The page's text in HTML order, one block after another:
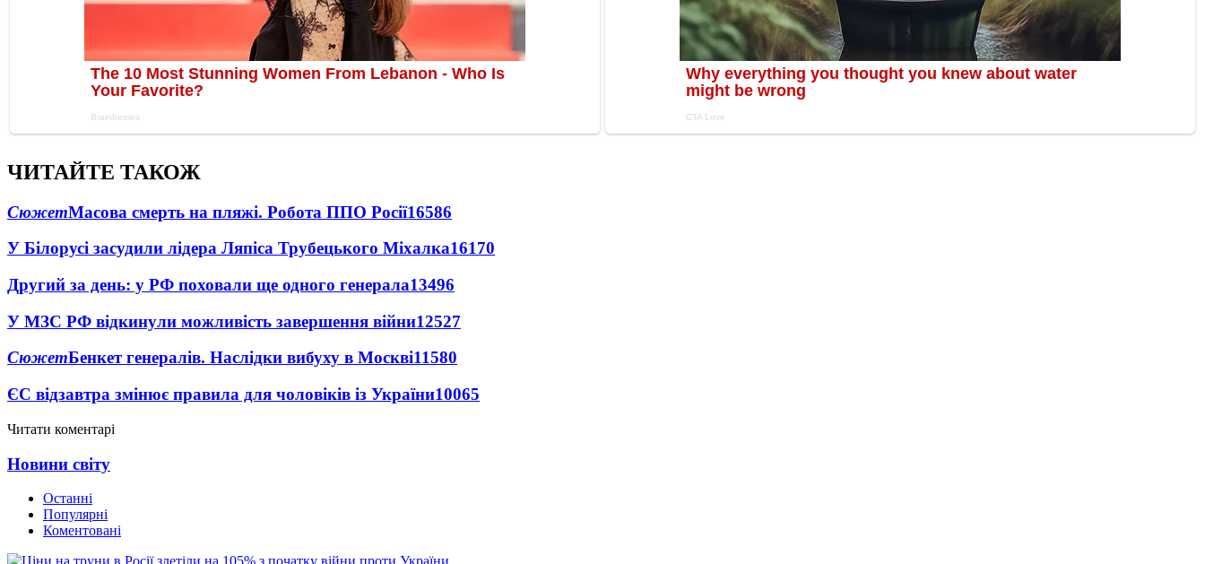
ЧИТАЙТЕ ТАКОЖ
СюжетМасова смерть на пляжі. Робота ППО Росії16586
У Білорусі засудили лідера Ляпіса Трубецького Міхалка16170
Другий за день: у РФ поховали ще одного генерала13496
У МЗС РФ відкинули можливість завершення війни12527
СюжетБенкет генералів. Наслідки вибуху в Москві11580
ЄС відзавтра змінює правила для чоловіків із України10065
Читати коментарі
Новини світу
Останні
Популярні
Коментовані